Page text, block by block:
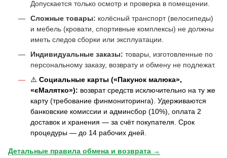
Допускается только осмотр и проверка в помещении.
Сложные товары: колёсный транспорт (велосипеды)
и мебель (кровати, спортивные комплексы) не должны
иметь следов сборки или эксплуатации.
Индивидуальные заказы: товары, изготовленные по
персональному заказу, возврату и обмену не подлежат.
⚠️ Социальные карты («Пакунок малюка»,
«єМалятко»): возврат средств исключительно на ту же
карту (требование финмониторинга). Удерживаются
банковские комиссии и админсбор (10%), оплата 2
доставок и хранения — за счёт покупателя. Срок
процедуры — до 14 рабочих дней.
Детальные правила обмена и возврата →